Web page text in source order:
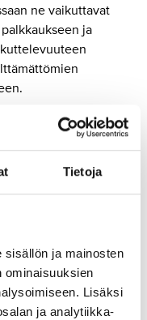
Tietoja
sisällön ja mainosten
ominaisuuksien
Lisäksi
ja analytiikka-
ne vaikuttavat
ja
aikana
kaksi kertaa
24.11. Helsingissä.
Päivi Inberg
050 527 5085